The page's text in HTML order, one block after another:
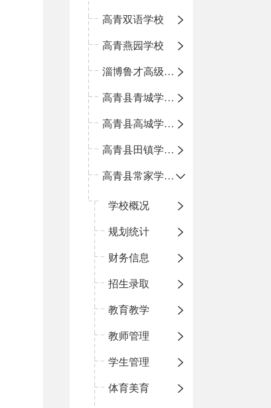
高青双语学校
高青燕园学校
淄博鲁才高级中学
高青县青城学区中心小学
高青县高城学区中心小学
高青县田镇学区中心小学
高青县常家学区中心小学
学校概况
规划统计
财务信息
招生录取
教育教学
教师管理
学生管理
体育美育